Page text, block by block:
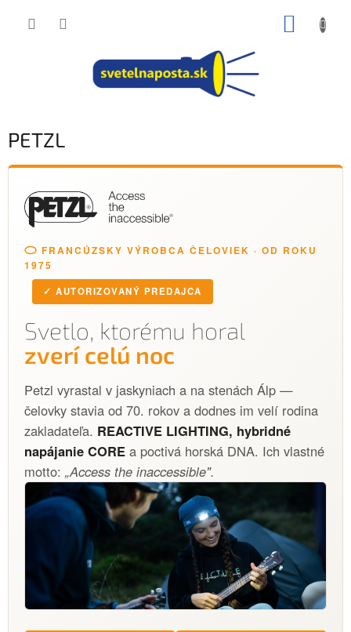
PETZL
FRANCÚZSKY VÝROBCA ČELOVIEK · OD ROKU
1975
✓ AUTORIZOVANÝ PREDAJCA
Svetlo, ktorému horal
zverí celú noc
Petzl vyrastal v jaskyniach a na stenách Álp —
čelovky stavia od 70. rokov a dodnes im velí rodina
zakladateľa. REACTIVE LIGHTING, hybridné
napájanie CORE a poctivá horská DNA. Ich vlastné
motto:„Access the inaccessible".